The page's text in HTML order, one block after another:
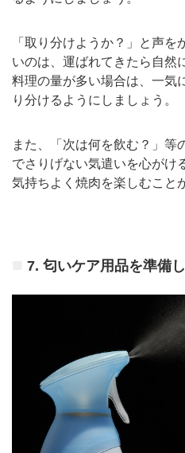
「取り分けようか？」と声
いのは、運ばれてきたら自然
料理の量が多い場合は、一気
り分けるようにしましょう。
また、「次は何を飲む？」等
でさりげない気遣いを心がけ
気持ちよく焼肉を楽しむこと
7. 匂いケア用品を準備